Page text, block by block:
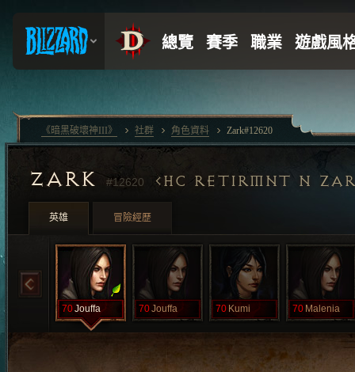
ZARK #12620 HC RETIRMNT N
英雄 冒險經歷
70Jouffa 70Jouffa 70 Kumi 70 Malenia
《暗黑破壞神III》 社群 角色資料 Zark#12620